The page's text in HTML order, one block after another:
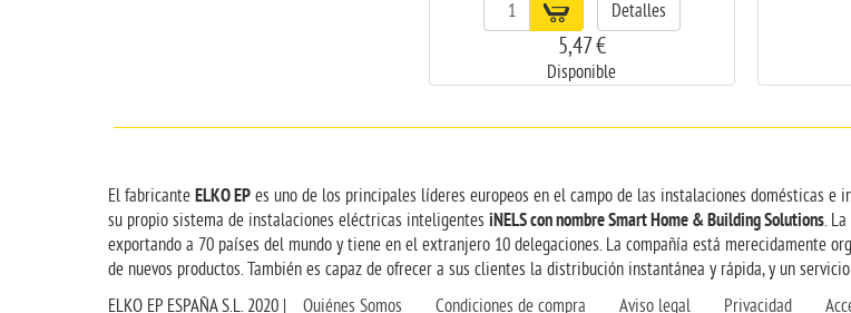
Detalles
5,47 €
Disponible
El fabricante ELKO EP es uno de los principales líderes europeos en el campo de las instalaciones domésticas e
su propio sistema de instalaciones eléctricas inteligentes iNELS con nombre Smart Home & Building Solutions.
exportando a 70 países del mundo y tiene en el extranjero 10 delegaciones. La compañía está merecidamente
de nuevos productos. También es capaz de ofrecer a sus clientes la distribución instantánea y rápida, y un
ELKO EP ESPAÑA S.L. 2020 |
Quiénes Somos Condiciones de compra Aviso legal Privacidad